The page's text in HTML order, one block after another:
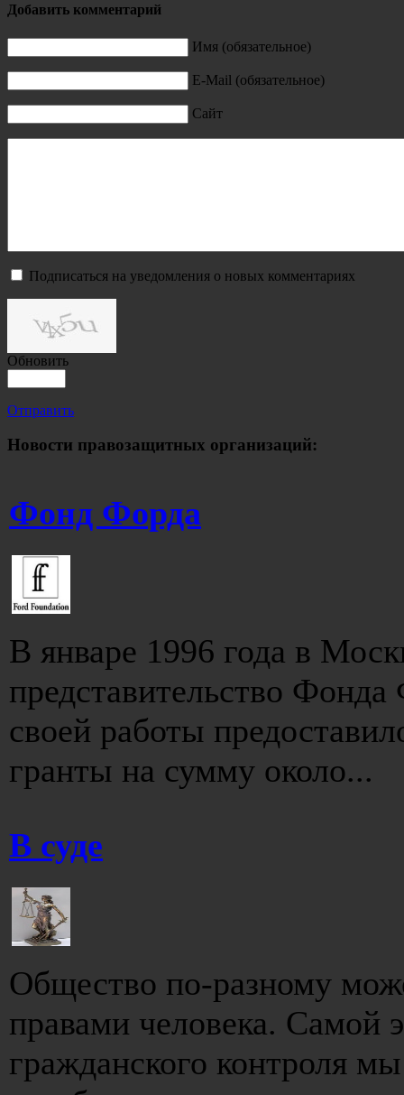
Добавить комментарий
Имя (обязательное)
E-Mail (обязательное)
Сайт
Подписаться на уведомления о новых комментариях
Обновить
Отправить
Новости правозащитных организаций:
Фонд Форда
В январе 1996 года в
представительство Фонда
своей работы
гранты на сумму около...
В суде
Общество по-разному
правами человека. Самой
гражданского контроля